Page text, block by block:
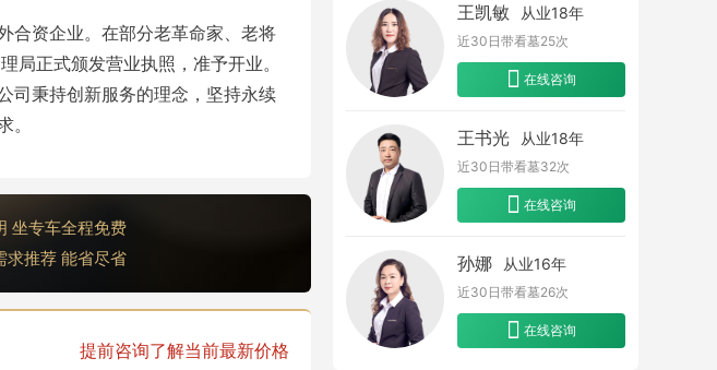
合资企业。在部分老革命家、老将
局正式颁发营业执照，准予开业。
司秉持创新服务的理念，坚持永续
坐专车全程免费
求推荐 能省尽省
提前咨询了解当前最新价格
王凯敏 从业18年
近30日带看墓25次
在线咨询
王书光 从业18年
近30日带看墓32次
在线咨询
孙娜 从业16年
近30日带看墓26次
在线咨询